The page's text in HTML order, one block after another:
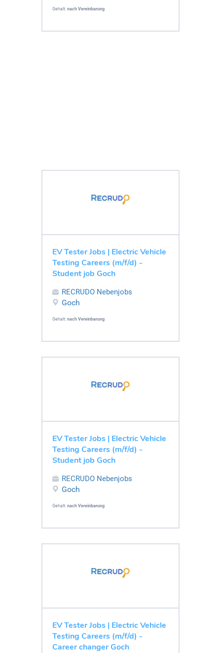
Gehalt: nach Vereinbarung
EV Tester Jobs | Electric Vehicle
Testing Careers (m/f/d) -
Student job Goch
RECRUDO Nebenjobs
Goch
Gehalt: nach Vereinbarung
EV Tester Jobs | Electric Vehicle
Testing Careers (m/f/d) -
Student job Goch
RECRUDO Nebenjobs
Goch
Gehalt: nach Vereinbarung
EV Tester Jobs | Electric Vehicle
Testing Careers (m/f/d) -
Career changer Goch